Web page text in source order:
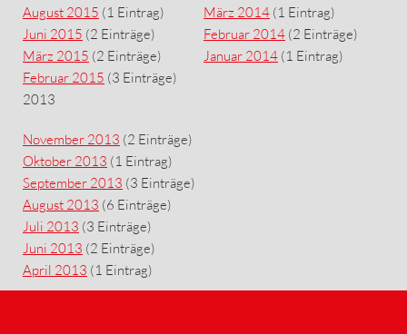
August 2015 (1 Eintrag)
Juni 2015 (2 Einträge)
März 2015 (2 Einträge)
Februar 2015 (3 Einträge)
März 2014 (1 Eintrag)
Februar 2014 (2 Einträge)
Januar 2014 (1 Eintrag)
2013
November 2013 (2 Einträge)
Oktober 2013 (1 Eintrag)
September 2013 (3 Einträge)
August 2013 (6 Einträge)
Juli 2013 (3 Einträge)
Juni 2013 (2 Einträge)
April 2013 (1 Eintrag)